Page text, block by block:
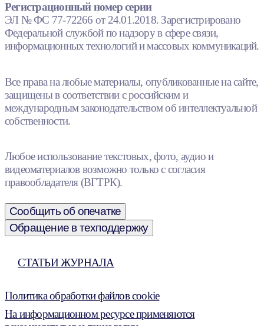
Регистрационный номер серии
ЭЛ № ФС 77-72266 от 24.01.2018. Зарегистрировано
Федеральной службой по надзору в сфере связи,
информационных технологий и массовых коммуникаций.
Все права на любые материалы, опубликованные на сайте,
защищены в соответствии с российским и
международным законодательством об интеллектуальной
собственности.
Любое использование текстовых, фото, аудио и
видеоматериалов возможно только с согласия
правообладателя (ВГТРК).
Сообщить об опечатке
Обращение в техподдержку
СТАТЬИ ЖУРНАЛА
Политика обработки файлов cookie
На информационном ресурсе применяются